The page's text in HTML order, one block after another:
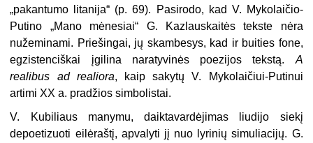
„pakantumo litanija“ (p. 69). Pasirodo, kad V. Mykolaičio-
Putino „Mano mėnesiai“ G. Kazlauskaitės tekste nėra
nužeminami. Priešingai, jų skambesys, kad ir buities fone,
egzistenciškai įgilina naratyvinės poezijos tekstą. A
realibus ad realiora, kaip sakytų V. Mykolaičiui-Putinui
artimi XX a. pradžios simbolistai.
V. Kubiliaus manymu, daiktavardėjimas liudijo siekį
depoetizuoti eilėraštį, apvalyti jį nuo lyrinių simuliacijų. G.